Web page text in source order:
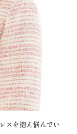
スを抱え悩んでい